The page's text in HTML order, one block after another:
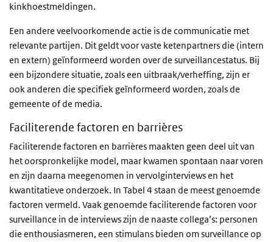
kinkhoestmeldingen.
Een andere veelvoorkomende actie is de communicatie met
relevante partijen. Dit geldt voor vaste ketenpartners die (intern
en extern) geïnformeerd worden over de surveillancestatus. Bij
een bijzondere situatie, zoals een uitbraak/verheffing, zijn er
ook anderen die specifiek geïnformeerd worden, zoals de
gemeente of de media.
Faciliterende factoren en barrières
Faciliterende factoren en barrières maakten geen deel uit van
het oorspronkelijke model, maar kwamen spontaan naar voren
en zijn daarna meegenomen in vervolginterviews en het
kwantitatieve onderzoek. In Tabel 4 staan de meest genoemde
factoren vermeld. Vaak genoemde faciliterende factoren voor
surveillance in de interviews zijn de naaste collega’s: personen
die enthousiasmeren, een stimulans bieden om surveillance op